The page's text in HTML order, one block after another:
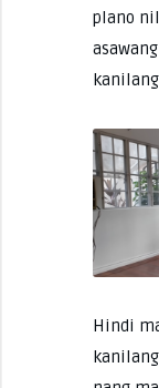
plano
Hindi